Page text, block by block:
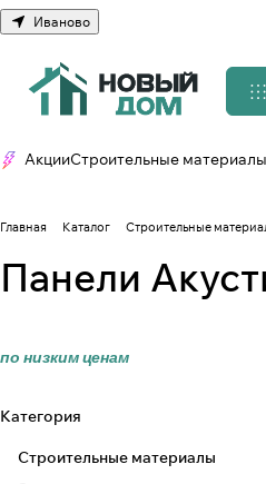
Иваново
АкцииСтроительные материалы
Главная Каталог Строительные
Панели
по низким ценам
Категория
Строительные материалы